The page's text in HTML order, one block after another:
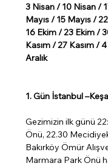
3 Nisan / 10 Nisan /
Mayıs / 15 Mayıs /
16 Ekim / 23 Ekim /
Kasım / 27 Kasım /
Aralık
1. Gün İstanbul
Gezimizin ilk günü
Önü, 22.30
Bakırköy Ömür
Marmara Park Önü